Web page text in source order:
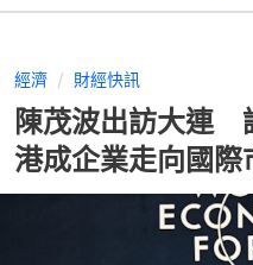
經濟 財經快訊
陳茂波出訪大連
港成企業走向國際